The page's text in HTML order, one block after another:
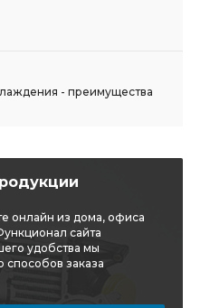
- преимущества
онлайн из дома, офиса
сайта
удобства мы
способов заказа